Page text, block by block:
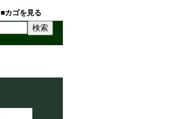
■カゴを見る